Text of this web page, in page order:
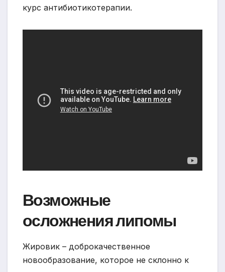
курс антибиотикотерапии.
Возможные
осложнения липомы
Жировик – доброкачественное
новообразование, которое не склонно к